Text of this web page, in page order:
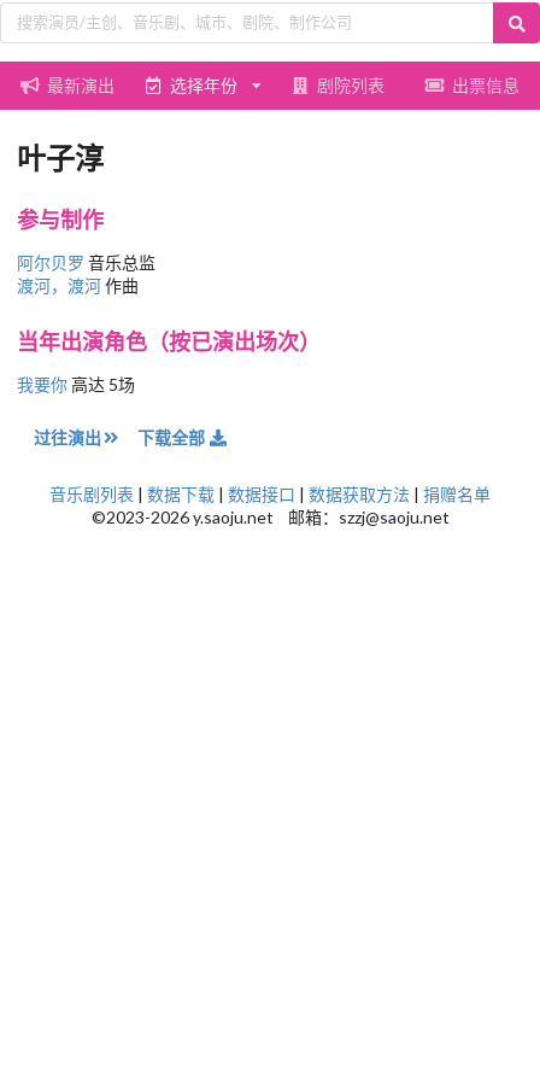
最新演出 选择年份 剧院列表 出票信息
叶子淳
参与制作
阿尔贝罗 音乐总监
渡河，渡河作曲
当年出演角色（按已演出场次）
我要你高达 5场
过往演出 下载全部
音乐剧列表 | 数据下载 | 数据接口 | 数据获取方法 | 捐赠名单
©2023-2026 y.saoju.net 邮箱：szzj@saoju.net